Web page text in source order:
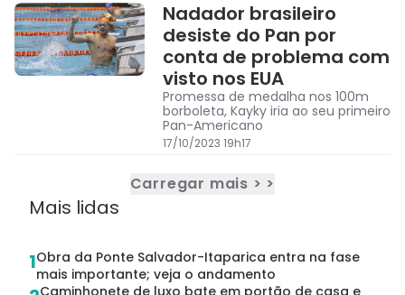
Nadador brasileiro
desiste do Pan por
conta de problema com
visto nos EUA
Promessa de medalha nos 100m
borboleta, Kayky iria ao seu primeiro
Pan-Americano
17/10/2023 19h17
Carregar mais > >
Mais lidas
1Obra da Ponte Salvador-Itaparica entra na fase
mais importante; veja o andamento